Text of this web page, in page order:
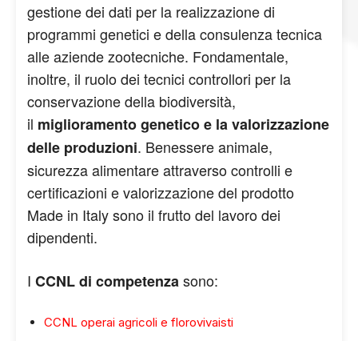
gestione dei dati per la realizzazione di
programmi genetici e della consulenza tecnica
alle aziende zootecniche. Fondamentale,
inoltre, il ruolo dei tecnici controllori per la
conservazione della biodiversità,
il miglioramento genetico e la valorizzazione
delle produzioni. Benessere animale,
sicurezza alimentare attraverso controlli e
certificazioni e valorizzazione del prodotto
Made in Italy sono il frutto del lavoro dei
dipendenti.
I CCNL di competenzasono:
CCNL operai agricoli e florovivaisti